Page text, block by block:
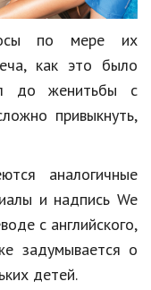
по мере их
как это было
до женитьбы с
привыкнуть,
аналогичные
и надпись We
с английского,
задумывается о
детей.